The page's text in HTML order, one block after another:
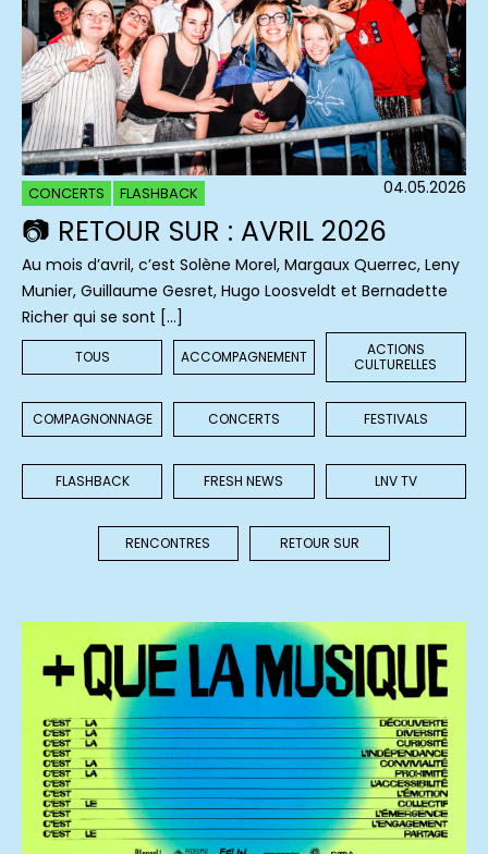
CONCERTS FLASHBACK 04.05.2026
📷 RETOUR SUR : AVRIL 2026
Au mois d’avril, c’est Solène Morel, Margaux Querrec, Leny
Munier, Guillaume Gesret, Hugo Loosveldt et Bernadette
Richer qui se sont […]
TOUS ACCOMPAGNEMENT
ACTIONS
CULTURELLES
COMPAGNONNAGE CONCERTS FESTIVALS
FLASHBACK FRESH NEWS LNV TV
RENCONTRES RETOUR SUR